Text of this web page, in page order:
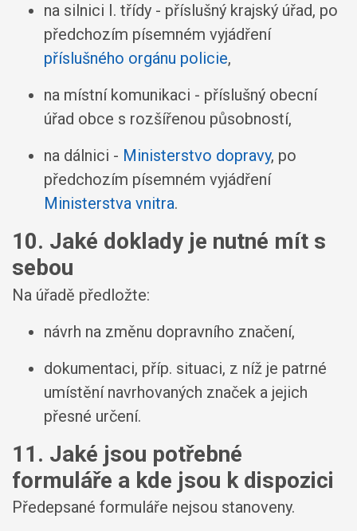
na silnici I. třídy - příslušný krajský úřad, po
předchozím písemném vyjádření
příslušného orgánu policie,
na místní komunikaci - příslušný obecní
úřad obce s rozšířenou působností,
na dálnici - Ministerstvo dopravy, po
předchozím písemném vyjádření
Ministerstva vnitra.
10. Jaké doklady je nutné mít s
sebou
Na úřadě předložte:
návrh na změnu dopravního značení,
dokumentaci, příp. situaci, z níž je patrné
umístění navrhovaných značek a jejich
přesné určení.
11. Jaké jsou potřebné
formuláře a kde jsou k dispozici
Předepsané formuláře nejsou stanoveny.